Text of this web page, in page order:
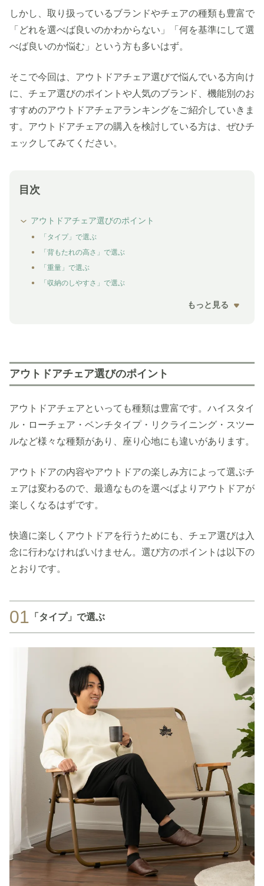
しかし、取り扱っているブランドやチェアの種類も豊富で
「どれを選べば良いのかわからない」「何を基準にして選
べば良いのか悩む」という方も多いはず。
そこで今回は、アウトドアチェア選びで悩んでいる方向け
に、チェア選びのポイントや人気のブランド、機能別のお
すすめのアウトドアチェアランキングをご紹介していきま
す。アウトドアチェアの購入を検討している方は、ぜひチ
ェックしてみてください。
目次
アウトドアチェア選びのポイント
「タイプ」で選ぶ
「背もたれの高さ」で選ぶ
「重量」で選ぶ
「収納のしやすさ」で選ぶ
もっと見る
アウトドアチェア選びのポイント
アウトドアチェアといっても種類は豊富です。ハイスタイ
ル・ローチェア・ベンチタイプ・リクライニング・スツー
ルなど様々な種類があり、座り心地にも違いがあります。
アウトドアの内容やアウトドアの楽しみ方によって選ぶチ
ェアは変わるので、最適なものを選べばよりアウトドアが
楽しくなるはずです。
快適に楽しくアウトドアを行うためにも、チェア選びは入
念に行わなければいけません。選び方のポイントは以下の
とおりです。
01 「タイプ」で選ぶ